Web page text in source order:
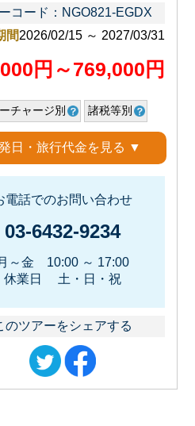
コード：NGO821-EGDX
間2026/02/15 ～ 2027/03/31
円～769,000円
チャージ別 諸税等別
日・旅行代金を見る ▼
電話でのお問い合わせ
03-6432-9234
～金 10:00 ～ 17:00
休業日 土・日・祝
のツアーをシェアする